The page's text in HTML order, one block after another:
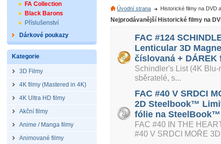
FA Collection
Black Barons
Příslušenství
Dárkové poukazy
Kategorie
3D Filmy
4K filmy (Mastered in 4K)
4K Ultra HD filmy
Akční filmy
Anime / Manga filmy
Animované filmy
Úvodní strana Historické filmy na DVD
Nejprodávanější Historické filmy na
FAC #124
Lenticular 3D
číslovaná +
Schindler's List (4K
sběratelé, s...
FAC #40 V SRDCI
2D Steelbook™
fólie na
FAC #40 IN THE
#40 V SRDCI MOŘE